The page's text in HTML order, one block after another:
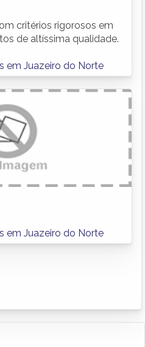
critérios rigorosos em
de altíssima qualidade.
em Juazeiro do Norte
em Juazeiro do Norte